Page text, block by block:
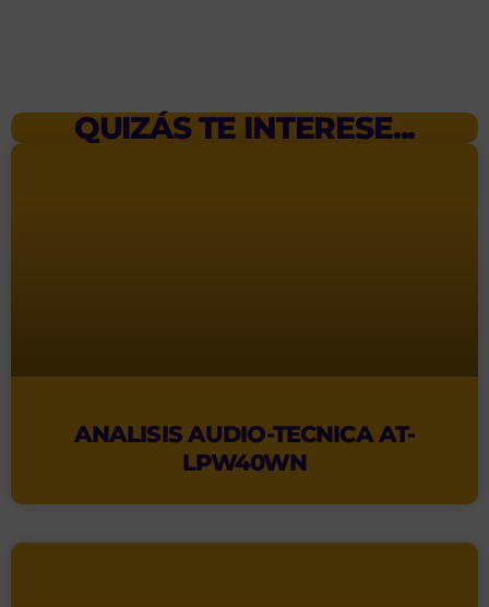
QUIZÁS TE INTERESE...
ANALISIS AUDIO-TECNICA AT-
LPW40WN